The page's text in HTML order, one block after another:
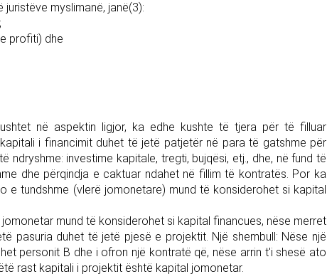
myslimanë, janë(3):
profiti) dhe
në aspektin ligjor, ka edhe kushte të tjera për të filluar
i financimit duhet të jetë patjetër në para të gatshme për
ndryshme: investime kapitale, tregti, bujqësi, etj., dhe, në fund të
dhe përqindja e caktuar ndahet në fillim të kontratës. Por ka
e tundshme (vlerë jomonetare) mund të konsiderohet si kapital
mund të konsiderohet si kapital financues, nëse merret
pasuria duhet të jetë pjesë e projektit. Një shembull: Nëse një
personit B dhe i ofron një kontratë që, nëse arrin t'i shesë ato
rast kapitali i projektit është kapital jomonetar.